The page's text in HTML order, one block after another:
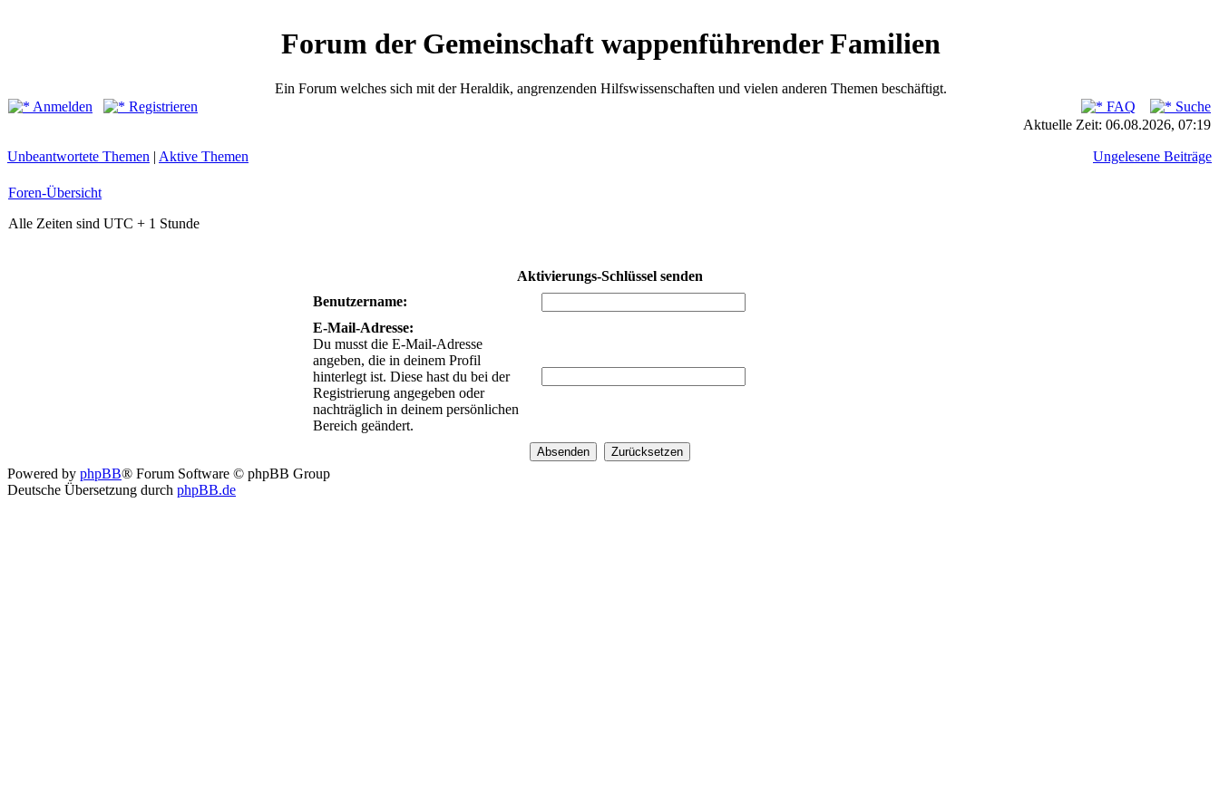
Forum der Gemeinschaft wappenführender Familien
Ein Forum welches sich mit der Heraldik, angrenzenden Hilfswissenschaften und vielen anderen Themen beschäftigt.
Anmelden
Registrieren FAQ
Suche
Aktuelle Zeit: 06.08.2026, 07:19
Unbeantwortete Themen | Aktive Themen Ungelesene Beiträge
Foren-Übersicht
Alle Zeiten sind UTC + 1 Stunde
Aktivierungs-Schlüssel senden
Benutzername:
E-Mail-Adresse:
Du musst die E-Mail-Adresse
angeben, die in deinem Profil
hinterlegt ist. Diese hast du bei der
Registrierung angegeben oder
nachträglich in deinem persönlichen
Bereich geändert.
Powered by phpBB® Forum Software © phpBB Group
Deutsche Übersetzung durch phpBB.de